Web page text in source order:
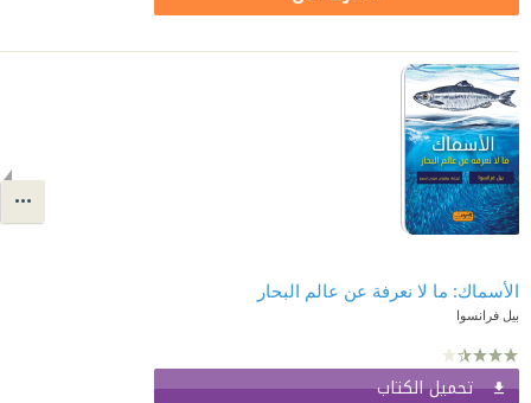
الأسماك: ما لا نعرفة عن عالم البحار
بيل فرانسوا
تحميل الكتاب